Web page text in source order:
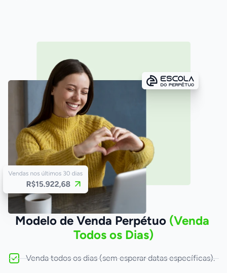
Modelo de Venda Perpétuo (Venda
Todos os Dias)
Venda todos os dias (sem esperar datas específicas).